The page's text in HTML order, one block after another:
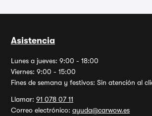
Asistencia
Lunes a jueves: 9:00 - 18:00
Viernes: 9:00 - 15:00
Fines de semana y festivos: Sin atención al
Llamar: 91 078 07 11
Correo electrónico: ayuda@carwow.es